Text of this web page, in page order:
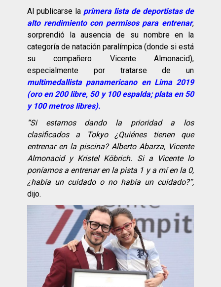
Al publicarse la primera lista de deportistas de
alto rendimiento con permisos para entrenar,
sorprendió la ausencia de su nombre en la
categoría de natación paralímpica (donde si está
su compañero Vicente Almonacid),
especialmente por tratarse de un
multimedallista panamericano en Lima 2019
(oro en 200 libre, 50 y 100 espalda; plata en 50
y 100 metros libres).
“Si estamos dando la prioridad a los
clasificados a Tokyo ¿Quiénes tienen que
entrenar en la piscina? Alberto Abarza, Vicente
Almonacid y Kristel Köbrich. Si a Vicente lo
poníamos a entrenar en la pista 1 y a mí en la 0,
¿había un cuidado o no había un cuidado?”,
dijo.